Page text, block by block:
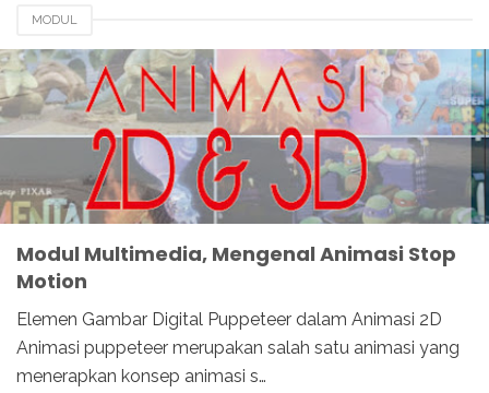
MODUL
Modul Multimedia, Mengenal Animasi Stop
Motion
Elemen Gambar Digital Puppeteer dalam Animasi 2D
Animasi puppeteer merupakan salah satu animasi yang
menerapkan konsep animasi s…